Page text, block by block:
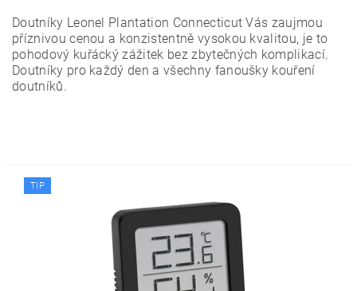
Doutníky Leonel Plantation Connecticut Vás zaujmou
příznivou cenou a konzistentně vysokou kvalitou, je to
pohodový kuřácký zážitek bez zbytečných komplikací.
Doutníky pro každý den a všechny fanoušky kouření
doutníků.
TIP